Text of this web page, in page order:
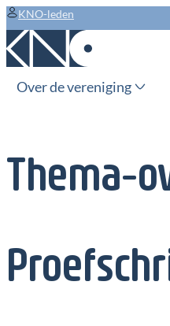
KNO-leden
Over de vereniging
Thema-